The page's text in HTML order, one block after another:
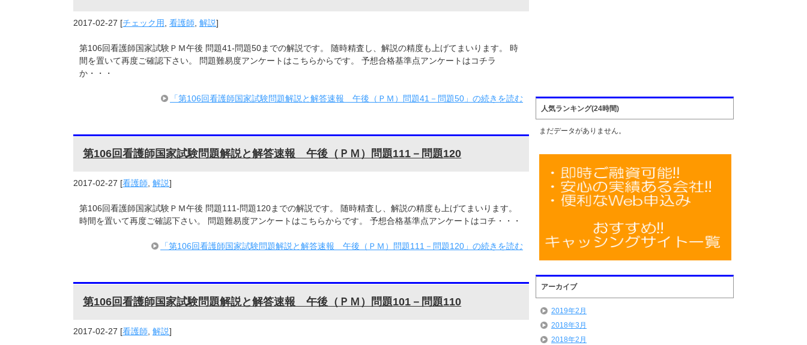
2017-02-27 [チェック用 看護師 解説]
第106回看護師国家試験ＰＭ午後 問題41-問題50までの解説です。 随時精査し、解説の精度も上げてまいります。 時
間を置いて再度ご確認下さい。 問題難易度アンケートはこちらからです。 予想合格基準点アンケートはコチラ
か・・・
「第106回看護師国家試験問題解説と解答速報 午後（ＰＭ）問題41－問題50」の続きを読む
第106回看護師国家試験問題解説と解答速報 午後（ＰＭ）問題111－問題120
2017-02-27 [看護師, 解説]
第106回看護師国家試験ＰＭ午後 問題111-問題120までの解説です。 随時精査し、解説の精度も上げてまいります。
時間を置いて再度ご確認下さい。 問題難易度アンケートはこちらからです。 予想合格基準点アンケートはコチ・・・
「第106回看護師国家試験問題解説と解答速報 午後（ＰＭ）問題111－問題120」の続きを読む
第106回看護師国家試験問題解説と解答速報 午後（ＰＭ）問題101－問題110
2017-02-27 [看護師 解説]
人気ランキング(24時間)
まだデータがありません。
アーカイブ
2019年2月
2018年3月
2018年2月